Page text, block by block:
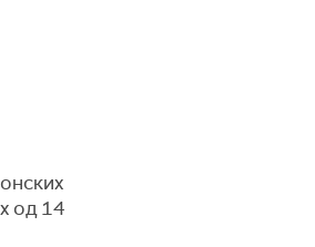
од 14